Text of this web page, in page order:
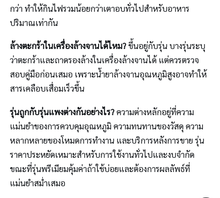
กว่า ทำให้กินไฟรวมน้อยกว่าเตาอบทั่วไปสำหรับอาหาร
ปริมาณเท่ากัน
ล้างตะกร้าในเครื่องล้างจานได้ไหม?ขึ้นอยู่กับรุ่น บางรุ่นระบุ
ว่าตะกร้าและถาดรองล้างในเครื่องล้างจานได้ แต่ควรตรวจ
สอบคู่มือก่อนเสมอ เพราะน้ำยาล้างจานอุณหภูมิสูงอาจทำให้
สารเคลือบเสื่อมเร็วขึ้น
รุ่นถูกกับรุ่นแพงต่างกันอย่างไร?ความต่างหลักอยู่ที่ความ
แม่นยำของการควบคุมอุณหภูมิ ความทนทานของวัสดุ ความ
หลากหลายของโหมดการทำงาน และบริการหลังการขาย รุ่น
ราคาประหยัดเหมาะสำหรับการใช้งานทั่วไปและงบจำกัด
ขณะที่รุ่นพรีเมียมคุ้มค่าถ้าใช้บ่อยและต้องการผลลัพธ์ที่
แม่นยำสม่ำเสมอ